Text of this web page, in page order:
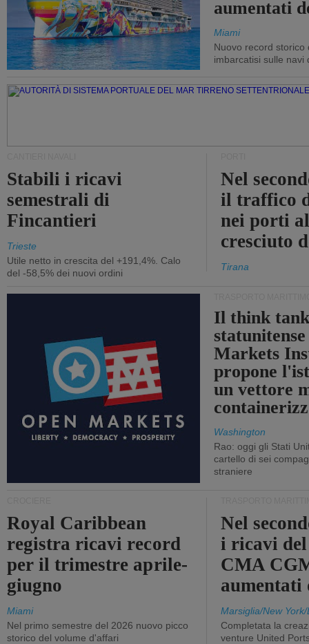
aumentati
Miami
Nuovo record storico
imbarcatisi sulle navi
Stabili i ricavi
semestrali di
Fincantieri
Trieste
Utile netto in crescita del +191,4%. Calo
del -58,5% dei nuovi ordini
Nel
il traffico
nei porti
cresciuto
Tirana
Il think
Markets
propone
un vettore
Washington
Rao: oggi gli Stati
cartello di sei
straniere
Royal Caribbean
registra ricavi record
per il trimestre aprile-
giugno
Miami
Nel primo semestre del 2026 nuovo picco
storico del volume d'affari
Nel
i ricavi
CMA
aumentati
Marsiglia/New
Completata la
venture United